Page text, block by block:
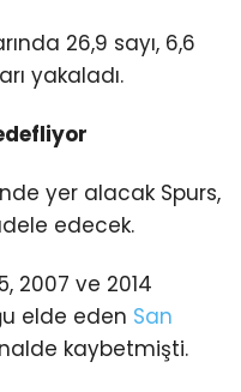
26,9 sayı, 6,6
yakaladı.
yer alacak Spurs,
edecek.
2007 ve 2014
elde eden San
kaybetmişti.